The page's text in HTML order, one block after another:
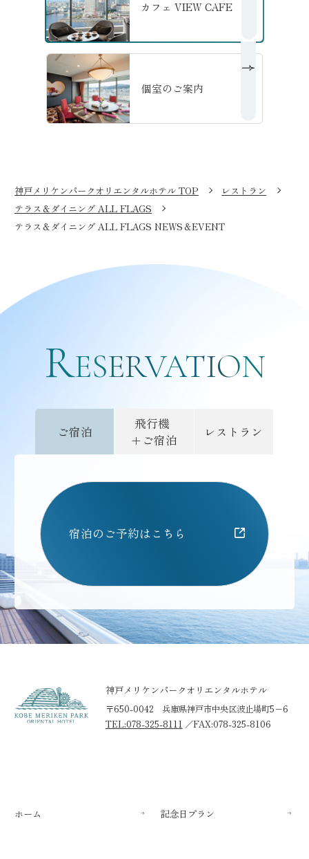
カフェ VIEW CAFE
の詳細へ
個室のご案内
の詳細へ
神戸メリケンパークオリエンタルホテル TOP
レストラン
テラス＆ダイニング ALL FLAGS
テラス＆ダイニング ALL FLAGS NEWS＆EVENT
RESERVATION
ご宿泊
飛行機
+ご宿泊
レストラン
宿泊のご予約はこちら
神戸メリケンパークオリエンタルホテル
〒650-0042 兵庫県神戸市中央区波止場町5−6
TEL:078-325-8111 ／FAX:078-325-8106
ホーム 記念日プラン